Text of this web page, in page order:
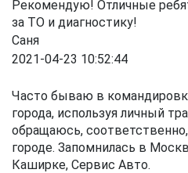
Рекомендую! Отличные
за ТО и диагностику!
Саня
2021-04-23 10:52:44
Часто бываю в
города, используя личный
обращаюсь,
городе. Запомнилась в
Каширке, Сервис Авто.